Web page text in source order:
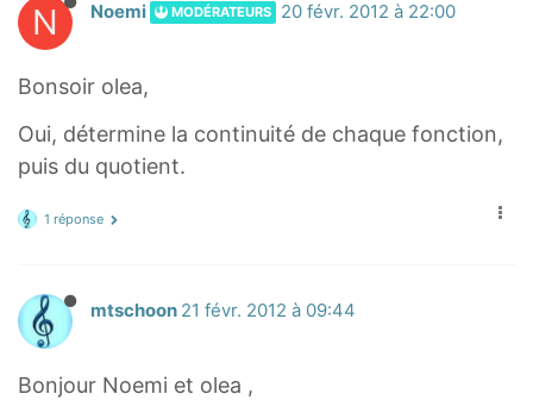
a
c
{
1
^
(
1
(
1
)
N Noemi MODÉRATEURS 20 févr. 2012 à 22:00
Bonsoir olea,
Oui, détermine la continuité de chaque fonction,
puis du quotient.
1 réponse
mtschoon 21 févr. 2012 à 09:44
Bonjour Noemi et olea ,